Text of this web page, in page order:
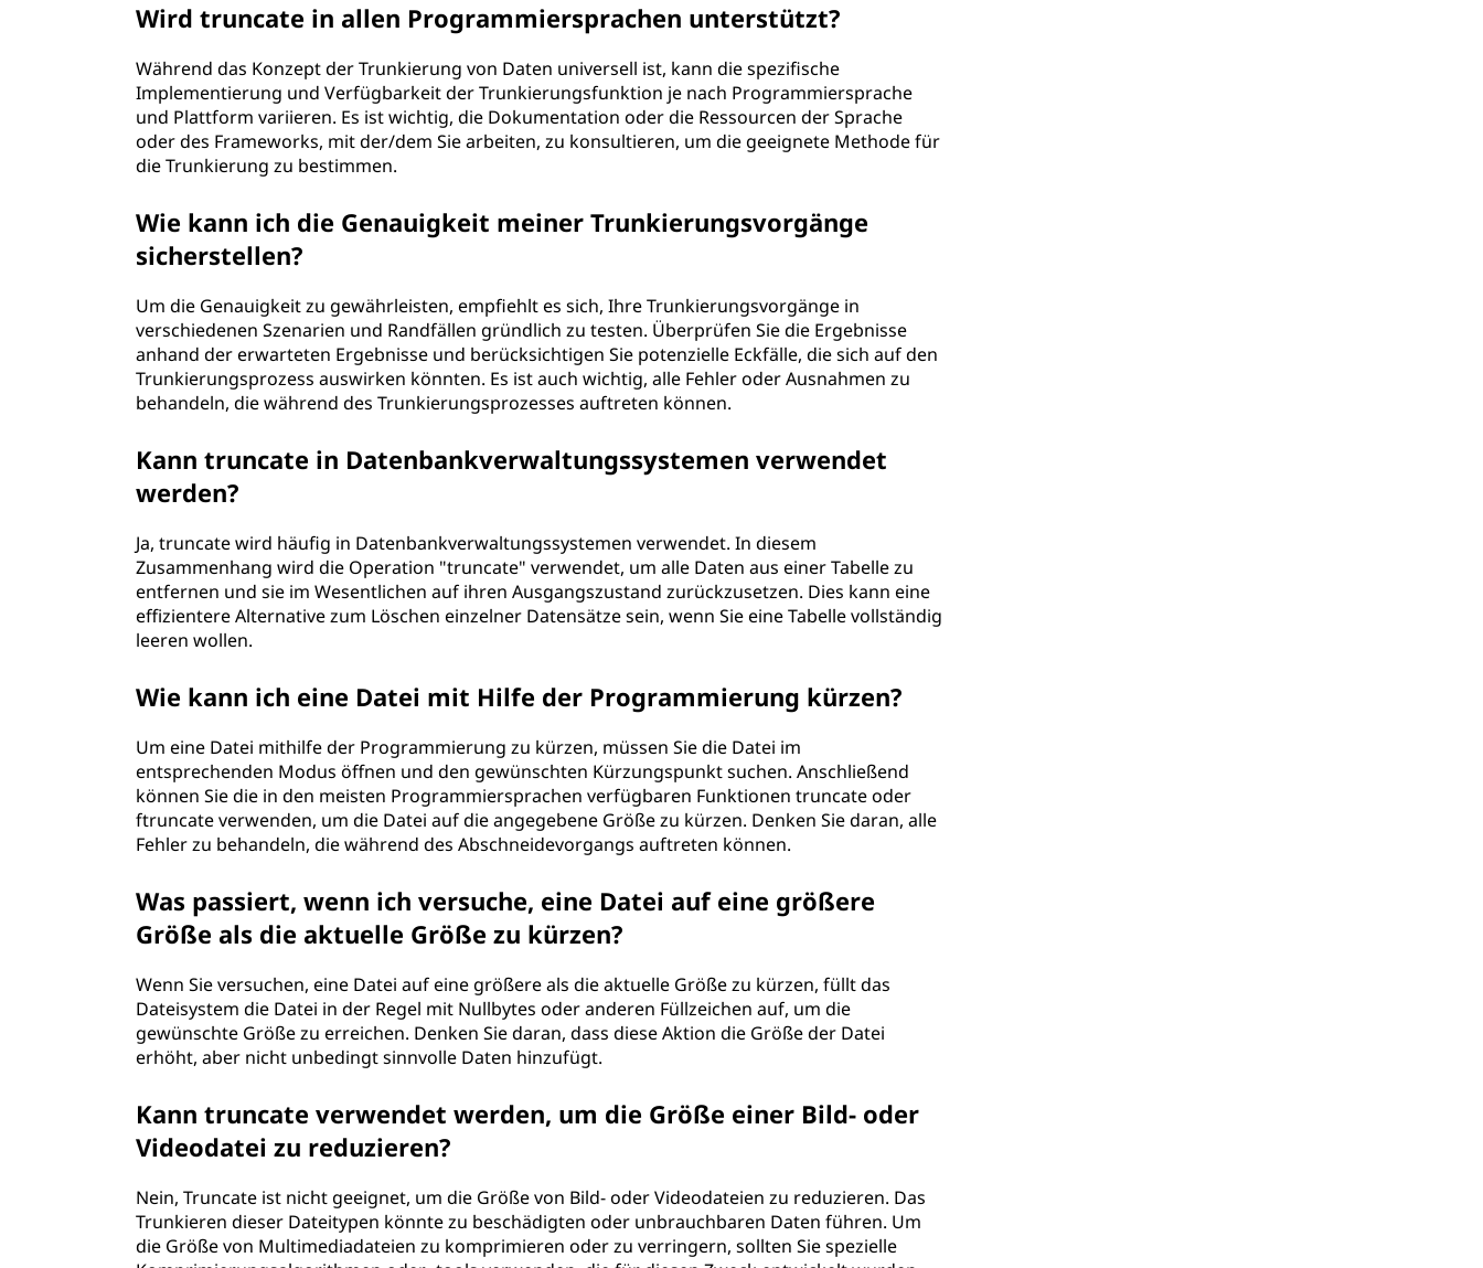
Wird truncate in allen Programmiersprachen unterstützt?
Während das Konzept der Trunkierung von Daten universell ist, kann die spezifische
Implementierung und Verfügbarkeit der Trunkierungsfunktion je nach Programmiersprache
und Plattform variieren. Es ist wichtig, die Dokumentation oder die Ressourcen der Sprache
oder des Frameworks, mit der/dem Sie arbeiten, zu konsultieren, um die geeignete Methode für
die Trunkierung zu bestimmen.
Wie kann ich die Genauigkeit meiner Trunkierungsvorgänge
sicherstellen?
Um die Genauigkeit zu gewährleisten, empfiehlt es sich, Ihre Trunkierungsvorgänge in
verschiedenen Szenarien und Randfällen gründlich zu testen. Überprüfen Sie die Ergebnisse
anhand der erwarteten Ergebnisse und berücksichtigen Sie potenzielle Eckfälle, die sich auf den
Trunkierungsprozess auswirken könnten. Es ist auch wichtig, alle Fehler oder Ausnahmen zu
behandeln, die während des Trunkierungsprozesses auftreten können.
Kann truncate in Datenbankverwaltungssystemen verwendet
werden?
Ja, truncate wird häufig in Datenbankverwaltungssystemen verwendet. In diesem
Zusammenhang wird die Operation "truncate" verwendet, um alle Daten aus einer Tabelle zu
entfernen und sie im Wesentlichen auf ihren Ausgangszustand zurückzusetzen. Dies kann eine
effizientere Alternative zum Löschen einzelner Datensätze sein, wenn Sie eine Tabelle vollständig
leeren wollen.
Wie kann ich eine Datei mit Hilfe der Programmierung kürzen?
Um eine Datei mithilfe der Programmierung zu kürzen, müssen Sie die Datei im
entsprechenden Modus öffnen und den gewünschten Kürzungspunkt suchen. Anschließend
können Sie die in den meisten Programmiersprachen verfügbaren Funktionen truncate oder
ftruncate verwenden, um die Datei auf die angegebene Größe zu kürzen. Denken Sie daran, alle
Fehler zu behandeln, die während des Abschneidevorgangs auftreten können.
Was passiert, wenn ich versuche, eine Datei auf eine größere
Größe als die aktuelle Größe zu kürzen?
Wenn Sie versuchen, eine Datei auf eine größere als die aktuelle Größe zu kürzen, füllt das
Dateisystem die Datei in der Regel mit Nullbytes oder anderen Füllzeichen auf, um die
gewünschte Größe zu erreichen. Denken Sie daran, dass diese Aktion die Größe der Datei
erhöht, aber nicht unbedingt sinnvolle Daten hinzufügt.
Kann truncate verwendet werden, um die Größe einer Bild- oder
Videodatei zu reduzieren?
Nein, Truncate ist nicht geeignet, um die Größe von Bild- oder Videodateien zu reduzieren. Das
Trunkieren dieser Dateitypen könnte zu beschädigten oder unbrauchbaren Daten führen. Um
die Größe von Multimediadateien zu komprimieren oder zu verringern, sollten Sie spezielle